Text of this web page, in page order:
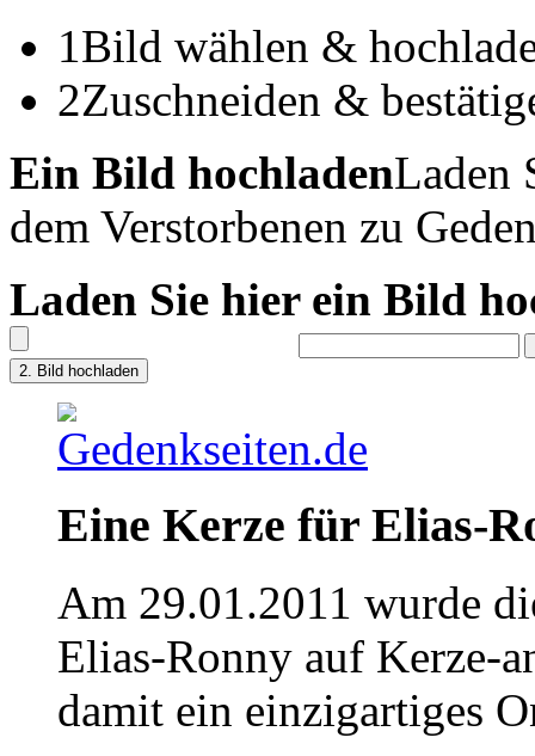
1Bild wählen &
2Zuschneiden &
Ein Bild hochladenLaden
dem Verstorbenen zu
Laden Sie hier ein Bild
Eine Kerze für Elias-
Am 29.01.2011 wurde
Elias-Ronny auf Kerze-
damit ein einzigartiges